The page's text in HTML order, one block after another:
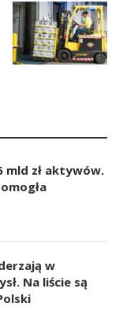
mld zł aktywów.
w
Na liście są